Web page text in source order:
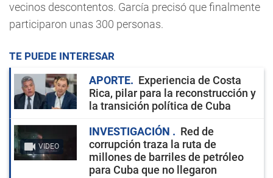
vecinos descontentos. García precisó que finalmente
participaron unas 300 personas.
TE PUEDE INTERESAR
APORTE
Experiencia de Costa
Rica, pilar para la reconstrucción y
la transición política de Cuba
VIDEO
INVESTIGACIÓN
Red de
corrupción traza la ruta de
millones de barriles de petróleo
para Cuba que no llegaron